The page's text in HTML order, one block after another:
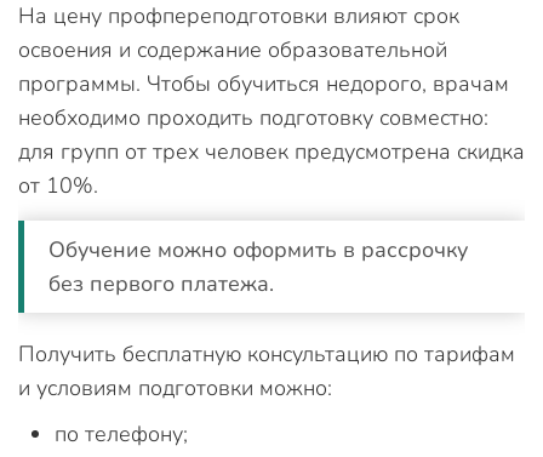
На цену профпереподготовки влияют срок
освоения и содержание образовательной
программы. Чтобы обучиться недорого, врачам
необходимо проходить подготовку совместно:
для групп от трех человек предусмотрена скидка
от 10%.
Обучение можно оформить в рассрочку
без первого платежа.
Получить бесплатную консультацию по тарифам
и условиям подготовки можно:
по телефону;